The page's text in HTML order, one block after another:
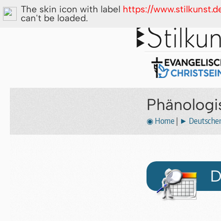
◉ Home ►
The skin icon with label https://
can't be loaded.